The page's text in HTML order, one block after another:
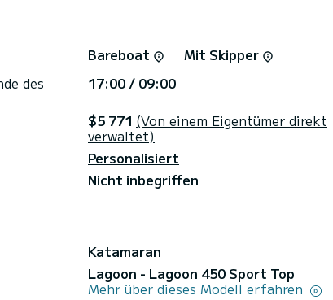
ausgestattet: Entsalzungsanlage, Grillplatte,
Bareboat
Mit Skipper
des
17:00 / 09:00
$5 771 (Von einem Eigentümer direkt
verwaltet)
Personalisiert
Nicht inbegriffen
Katamaran
Lagoon - Lagoon 450 Sport Top
Mehr über dieses Modell erfahren